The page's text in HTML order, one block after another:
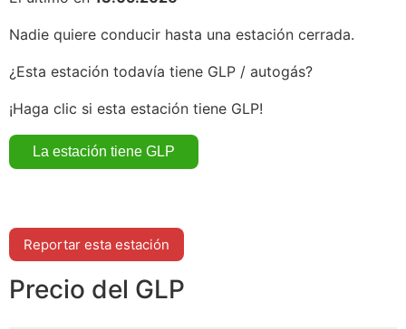
Nadie quiere conducir hasta una estación cerrada.
¿Esta estación todavía tiene GLP / autogás?
¡Haga clic si esta estación tiene GLP!
Reportar esta estación
Precio del GLP